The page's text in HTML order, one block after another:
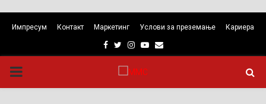
Импресум Контакт Маркетинг Услови за преземање Кариера
Facebook
TwitterInstagram
Youtube
Email
PRIMARY